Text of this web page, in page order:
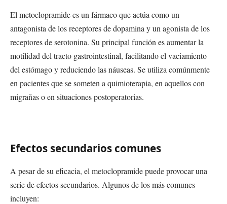
El metoclopramide es un fármaco que actúa como un
antagonista de los receptores de dopamina y un agonista de los
receptores de serotonina. Su principal función es aumentar la
motilidad del tracto gastrointestinal, facilitando el vaciamiento
del estómago y reduciendo las náuseas. Se utiliza comúnmente
en pacientes que se someten a quimioterapia, en aquellos con
migrañas o en situaciones postoperatorias.
Efectos secundarios comunes
A pesar de su eficacia, el metoclopramide puede provocar una
serie de efectos secundarios. Algunos de los más comunes
incluyen: